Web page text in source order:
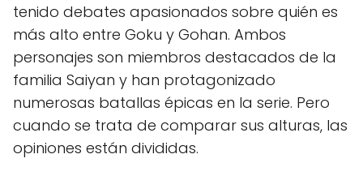
tenido debates apasionados sobre quién es
más alto entre Goku y Gohan. Ambos
personajes son miembros destacados de la
familia Saiyan y han protagonizado
numerosas batallas épicas en la serie. Pero
cuando se trata de comparar sus alturas, las
opiniones están divididas.